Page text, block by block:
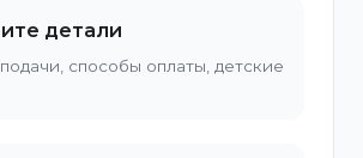
детали
способы оплаты, детские